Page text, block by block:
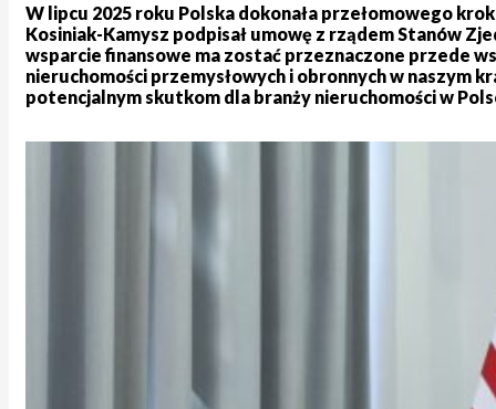
W lipcu 2025 roku Polska dokonała przełomowego
Kosiniak-Kamysz podpisał umowę z rządem Stanów
wsparcie finansowe ma zostać przeznaczone przede
nieruchomości przemysłowych i obronnych w naszym
potencjalnym skutkom dla branży nieruchomości w